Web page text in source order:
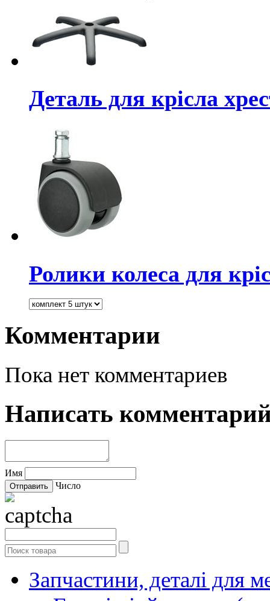
Деталь для крісла
Ролики колеса для
Комментарии
Пока нет комментариев
Написать
Имя
Число
Запчастини, деталі для